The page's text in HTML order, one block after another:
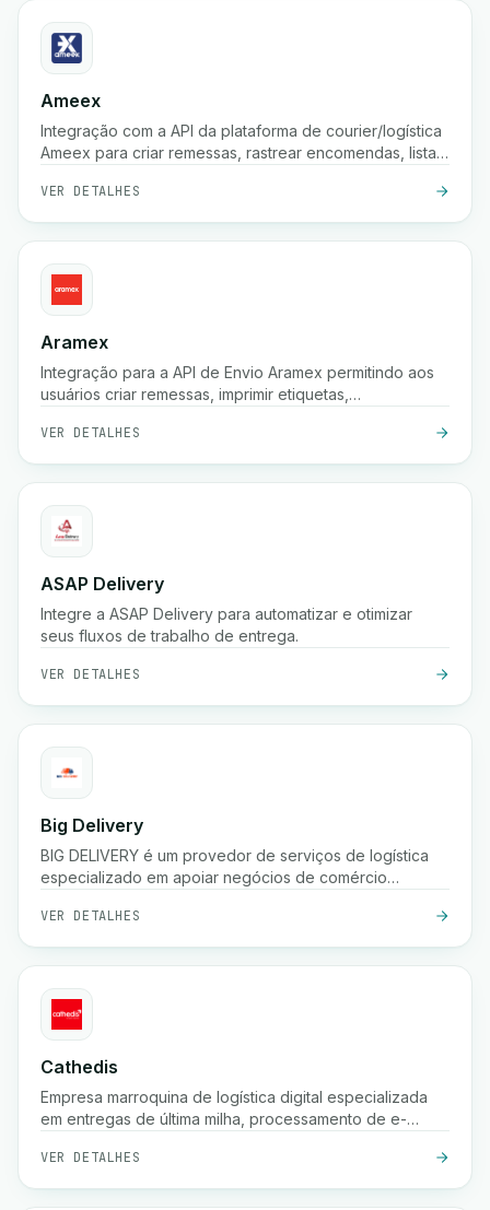
Ameex
Integração com a API da plataforma de courier/logística
Ameex para criar remessas, rastrear encomendas, listar
VER DETALHES
Aramex
Integração para a API de Envio Aramex permitindo aos
usuários criar remessas, imprimir etiquetas,
VER DETALHES
ASAP Delivery
Integre a ASAP Delivery para automatizar e otimizar
seus fluxos de trabalho de entrega.
VER DETALHES
Big Delivery
BIG DELIVERY é um provedor de serviços de logística
especializado em apoiar negócios de comércio
VER DETALHES
Cathedis
Empresa marroquina de logística digital especializada
em entregas de última milha, processamento de e-
rastreamento em tempo real e soluções de
armazenamento.
VER DETALHES